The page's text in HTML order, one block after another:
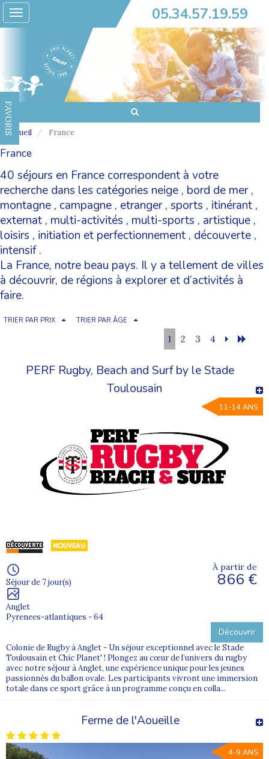
Toggle
navigation
05.34.57.19.59
FAVORIS
Accueil France
France
40 séjours en France correspondent à votre
recherche dans les catégories neige , bord de mer,
montagne , campagne , etranger, sports , itinérant ,
externat , multi-activités , multi-sports , artistique ,
loisirs , initiation et perfectionnement , découverte ,
intensif.
La France, notre beau pays. Il y a tellement de villes
à découvrir, de régions à explorer et d’activités à
faire.
TRIER PAR PRIX TRIER PAR ÂGE
1 2 3 4
PERF Rugby, Beach and Surf by le Stade
Toulousain
11-14 ANS
Séjour de 7 jour(s)
Anglet
Pyrenees-atlantiques - 64
À partir de
866 €
Découvrir
Colonie de Rugby à Anglet - Un séjour exceptionnel avec le Stade
Toulousain et Chic Planet' ! Plongez au cœur de l’univers du rugby
avec notre séjour à Anglet, une expérience unique pour les jeunes
passionnés du ballon ovale. Les participants vivront une immersion
totale dans ce sport grâce à un programme conçu en colla...
Ferme de l'Aoueille
4-9 ANS